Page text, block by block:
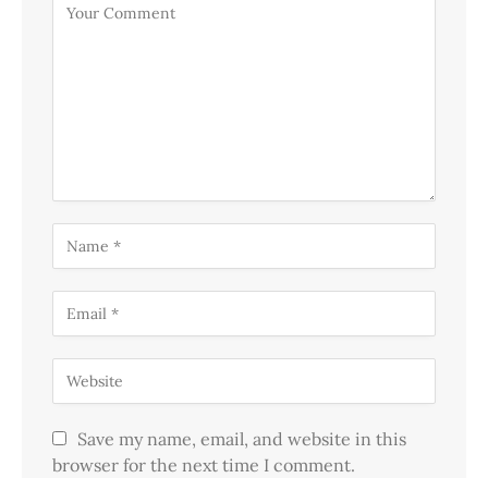
Save my name, email, and website in this
browser for the next time I comment.